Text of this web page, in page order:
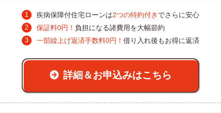
疾病保障付住宅ローンは2つの特約付き でさらに安心
保証料0円！ 負担になる諸費用を大幅節約
一部繰上げ返済手数料0円！ 借り入れ後もお得に返済
詳細＆お申込みはこちら